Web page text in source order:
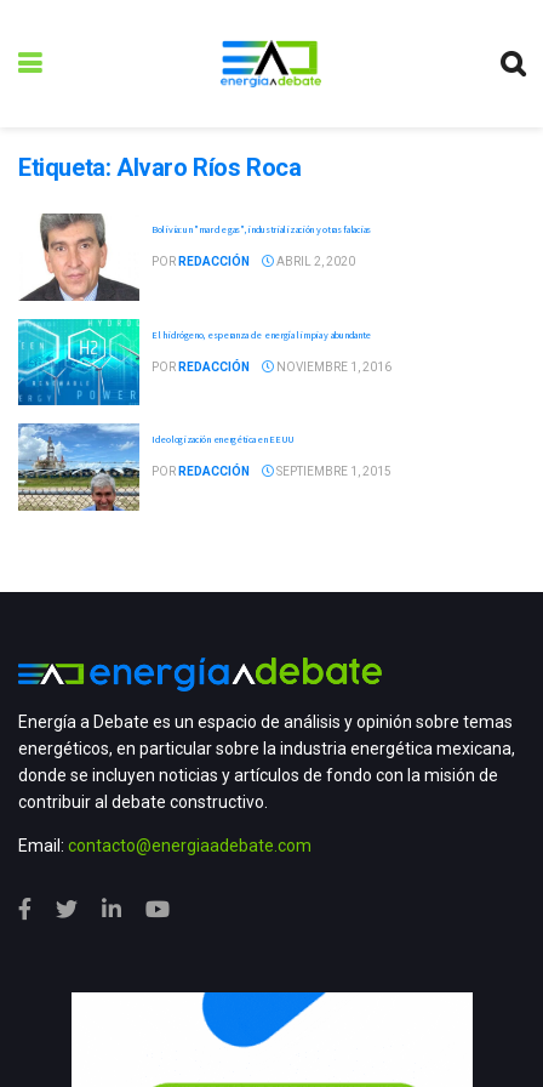
Etiqueta: Alvaro Ríos Roca
Bolivia: un "mar de gas", industrialización y otras falacias
POR REDACCIÓN ABRIL 2, 2020
El hidrógeno, esperanza de energía limpia y abundante
POR REDACCIÓN NOVIEMBRE 1, 2016
Ideologización energética en EEUU
POR REDACCIÓN SEPTIEMBRE 1, 2015
Energía a Debate es un espacio de análisis y opinión sobre temas
energéticos, en particular sobre la industria energética mexicana,
donde se incluyen noticias y artículos de fondo con la misión de
contribuir al debate constructivo.
Email: contacto@energiaadebate.com